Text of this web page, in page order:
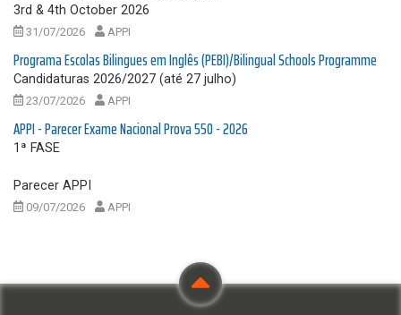
3rd & 4th October 2026
31/07/2026 APPI
Programa Escolas Bilingues em Inglês (PEBI)/Bilingual Schools Programme
Candidaturas 2026/2027 (até 27 julho)
23/07/2026 APPI
APPI - Parecer Exame Nacional Prova 550 - 2026
1ª FASE
Parecer APPI
09/07/2026 APPI